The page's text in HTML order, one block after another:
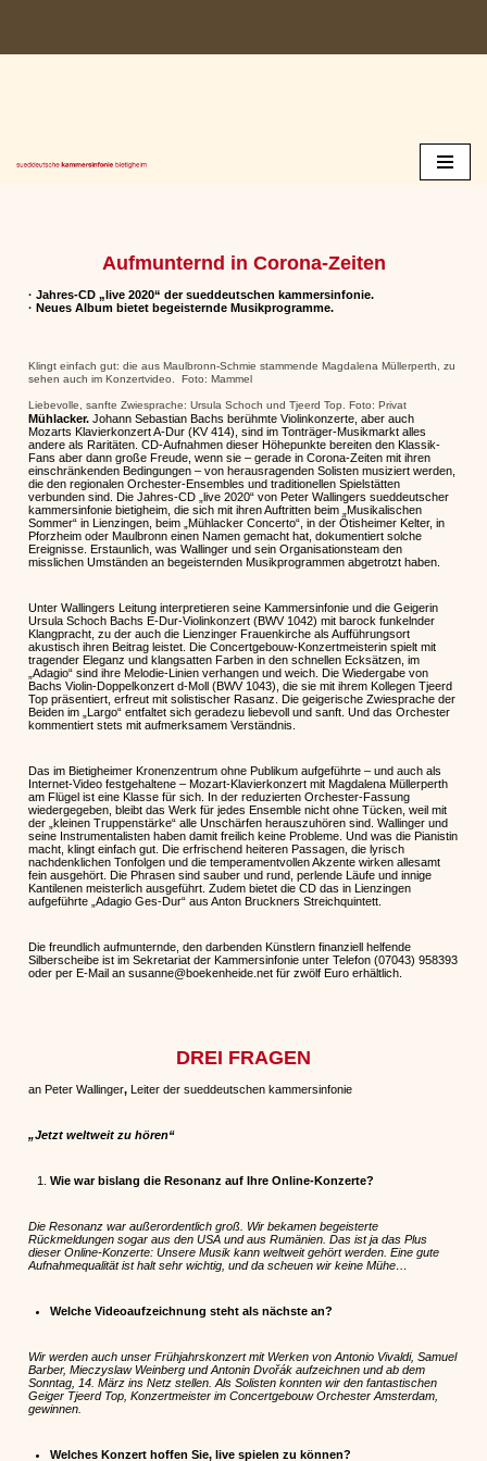
Zum
Aufmunternd in Corona-Zeiten
· Jahres-CD „live 2020“ der sueddeutschen kammersinfonie.
· Neues Album bietet begeisternde Musikprogramme.
Klingt einfach gut: die aus Maulbronn-Schmie stammende Magdalena Müllerperth, zu
sehen auch im Konzertvideo. Foto: Mammel
Liebevolle, sanfte Zwiesprache: Ursula Schoch und Tjeerd Top. Foto: Privat
Mühlacker. Johann Sebastian Bachs berühmte Violinkonzerte, aber auch
Mozarts Klavierkonzert A-Dur (KV 414), sind im Tonträger-Musikmarkt alles
andere als Raritäten. CD-Aufnahmen dieser Höhepunkte bereiten den Klassik-
Fans aber dann große Freude, wenn sie – gerade in Corona-Zeiten mit ihren
einschränkenden Bedingungen – von herausragenden Solisten musiziert werden,
die den regionalen Orchester-Ensembles und traditionellen Spielstätten
verbunden sind. Die Jahres-CD „live 2020“ von Peter Wallingers sueddeutscher
kammersinfonie bietigheim, die sich mit ihren Auftritten beim „Musikalischen
Sommer“ in Lienzingen, beim „Mühlacker Concerto“, in der Ötisheimer Kelter, in
Pforzheim oder Maulbronn einen Namen gemacht hat, dokumentiert solche
Ereignisse. Erstaunlich, was Wallinger und sein Organisationsteam den
misslichen Umständen an begeisternden Musikprogrammen abgetrotzt haben.
Unter Wallingers Leitung interpretieren seine Kammersinfonie und die Geigerin
Ursula Schoch Bachs E-Dur-Violinkonzert (BWV 1042) mit barock funkelnder
Klangpracht, zu der auch die Lienzinger Frauenkirche als Aufführungsort
akustisch ihren Beitrag leistet. Die Concertgebouw-Konzertmeisterin spielt mit
tragender Eleganz und klangsatten Farben in den schnellen Ecksätzen, im
„Adagio“ sind ihre Melodie-Linien verhangen und weich. Die Wiedergabe von
Bachs Violin-Doppelkonzert d-Moll (BWV 1043), die sie mit ihrem Kollegen Tjeerd
Top präsentiert, erfreut mit solistischer Rasanz. Die geigerische Zwiesprache der
Beiden im „Largo“ entfaltet sich geradezu liebevoll und sanft. Und das Orchester
kommentiert stets mit aufmerksamem Verständnis.
Das im Bietigheimer Kronenzentrum ohne Publikum aufgeführte – und auch als
Internet-Video festgehaltene – Mozart-Klavierkonzert mit Magdalena Müllerperth
am Flügel ist eine Klasse für sich. In der reduzierten Orchester-Fassung
wiedergegeben, bleibt das Werk für jedes Ensemble nicht ohne Tücken, weil mit
der „kleinen Truppenstärke“ alle Unschärfen herauszuhören sind. Wallinger und
seine Instrumentalisten haben damit freilich keine Probleme. Und was die Pianistin
macht, klingt einfach gut. Die erfrischend heiteren Passagen, die lyrisch
nachdenklichen Tonfolgen und die temperamentvollen Akzente wirken allesamt
fein ausgehört. Die Phrasen sind sauber und rund, perlende Läufe und innige
Kantilenen meisterlich ausgeführt. Zudem bietet die CD das in Lienzingen
aufgeführte „Adagio Ges-Dur“ aus Anton Bruckners Streichquintett.
Die freundlich aufmunternde, den darbenden Künstlern finanziell helfende
Silberscheibe ist im Sekretariat der Kammersinfonie unter Telefon (07043) 958393
oder per E-Mail an susanne@boekenheide.net für zwölf Euro erhältlich.
DREI FRAGEN
an Peter Wallinger,Leiter der sueddeutschen kammersinfonie
„Jetzt weltweit zu hören“
Wie war bislang die Resonanz auf Ihre Online-Konzerte?
Die Resonanz war außerordentlich groß. Wir bekamen begeisterte
Rückmeldungen sogar aus den USA und aus Rumänien. Das ist ja das Plus
dieser Online-Konzerte: Unsere Musik kann weltweit gehört werden. Eine gute
Aufnahmequalität ist halt sehr wichtig, und da scheuen wir keine Mühe…
Welche Videoaufzeichnung steht als nächste an?
Wir werden auch unser Frühjahrskonzert mit Werken von Antonio Vivaldi, Samuel
Barber,Mieczyslaw Weinberg und Antonin Dvořákaufzeichnen und ab dem
Sonntag, 14. März ins Netz stellen. Als Solisten konnten wir den fantastischen
Geiger Tjeerd Top, Konzertmeister im Concertgebouw Orchester Amsterdam,
gewinnen.
Welches Konzert hoffen Sie, live spielen zu können?